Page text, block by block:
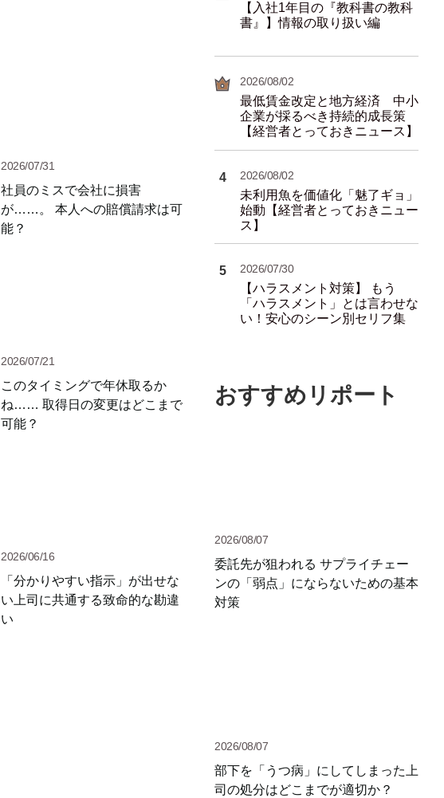
2026/07/31
社員のミスで会社に損害
が……。 本人への賠償請求は可
能？
2026/07/21
このタイミングで年休取るか
ね…… 取得日の変更はどこまで
可能？
2026/06/16
「分かりやすい指示」が出せな
い上司に共通する致命的な勘違
い
【入社1年目の『教科書の教科
書』】情報の取り扱い編
2026/08/02
最低賃金改定と地方経済 中小
企業が採るべき持続的成長策
【経営者とっておきニュース】
4 2026/08/02
未利用魚を価値化「魅了ギョ」
始動【経営者とっておきニュー
ス】
5 2026/07/30
【ハラスメント対策】 もう
「ハラスメント」とは言わせな
い！安心のシーン別セリフ集
おすすめリポート
2026/08/07
委託先が狙われる サプライチェー
ンの「弱点」にならないための基本
対策
2026/08/07
部下を「うつ病」にしてしまった上
司の処分はどこまでが適切か？